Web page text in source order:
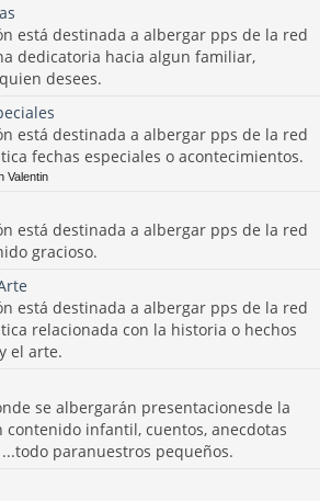
está destinada a albergar pps de la red
dedicatoria hacia algun familiar,
desees.
está destinada a albergar pps de la red
fechas especiales o acontecimientos.
Valentin
está destinada a albergar pps de la red
gracioso.
está destinada a albergar pps de la red
relacionada con la historia o hechos
el arte.
se albergarán presentacionesde la
contenido infantil, cuentos, anecdotas
paranuestros pequeños.